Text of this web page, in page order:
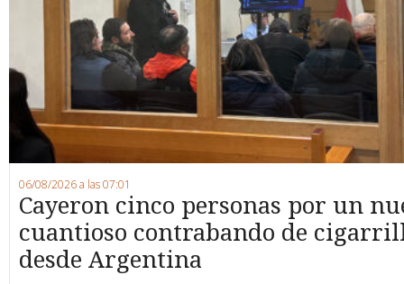
06/08/2026 a las 07:01
Cayeron cinco personas por un
cuantioso contrabando de
desde Argentina